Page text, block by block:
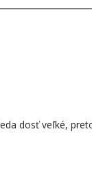
dosť veľké,